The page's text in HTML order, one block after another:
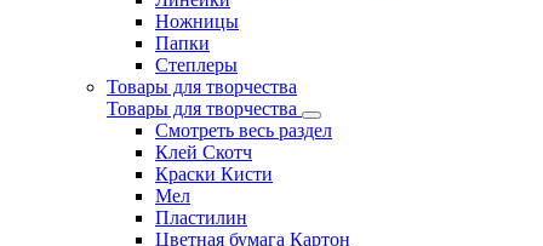
Ножницы
Папки
Степлеры
Товары для творчества
Товары для творчества
Смотреть весь раздел
Клей Скотч
Краски Кисти
Мел
Пластилин
Цветная бумага Картон